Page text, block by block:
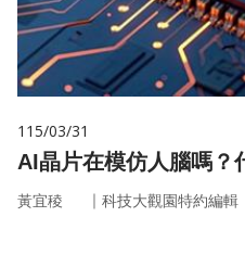
115/03/31
AI晶片在模仿人腦嗎？
黃宜稜 ｜ 科技大觀園特約編輯